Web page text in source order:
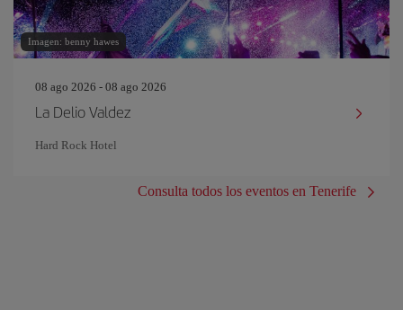
Imagen: benny hawes
08 ago 2026 - 08 ago 2026
La Delio Valdez
Hard Rock Hotel
Consulta todos los eventos en Tenerife